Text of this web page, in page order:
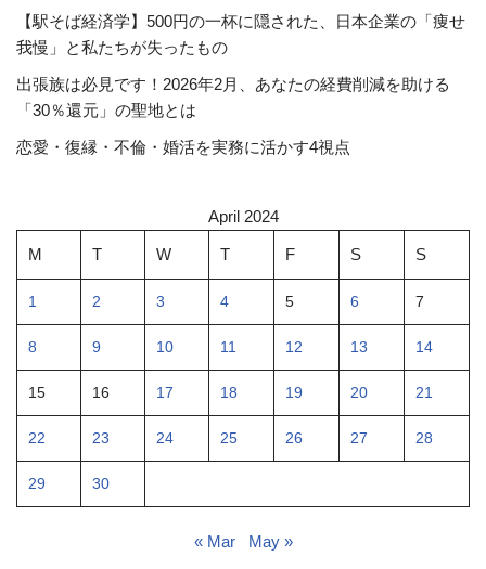
【駅そば経済学】500円の一杯に隠された、日本企業の「痩せ
我慢」と私たちが失ったもの
出張族は必見です！2026年2月、あなたの経費削減を助ける
「30％還元」の聖地とは
恋愛・復縁・不倫・婚活を実務に活かす4視点
April 2024
M T W T F S S
1 2 3 4 5 6 7
8 9 10 11 12 13 14
15 16 17 18 19 20 21
22 23 24 25 26 27 28
29 30
« Mar May »